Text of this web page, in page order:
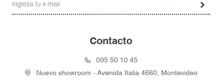
Contacto
095 50 10 45
Nuevo showroom - Avenida Italia 4660, Montevideo